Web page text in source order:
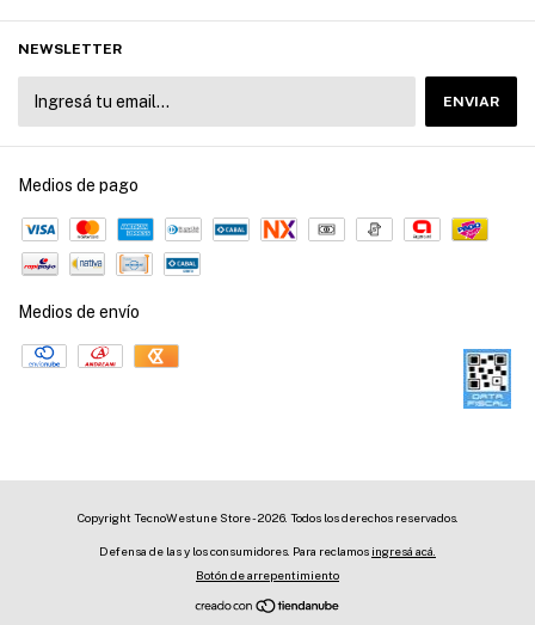
NEWSLETTER
Medios de pago
Medios de envío
Copyright TecnoWestune Store - 2026. Todos los derechos reservados.
Defensa de las y los consumidores. Para reclamos ingresá acá.
Botón de arrepentimiento